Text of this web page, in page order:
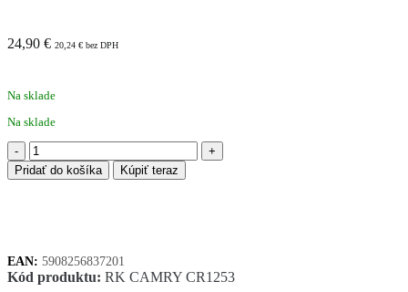
24,90 € 20,24 € bez DPH
Na sklade
Na sklade
množstvo
Camry
CR
Pridať do košíka Kúpiť teraz
EAN: 5908256837201
Kód produktu: RK CAMRY CR1253